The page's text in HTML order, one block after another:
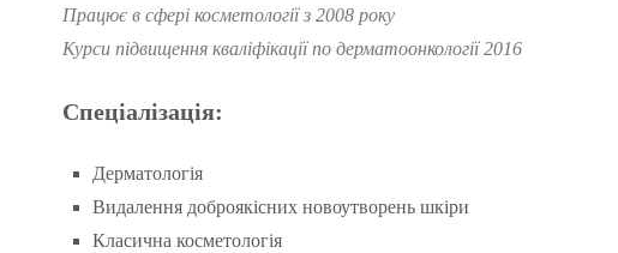
Працює в сфері косметології з 2008 року
Курси підвищення кваліфікації по дерматоонкології 2016
Спеціалізація:
Дерматологія
Видалення доброякісних новоутворень шкіри
Класична косметологія